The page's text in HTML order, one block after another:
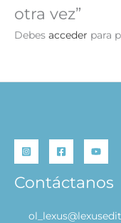
otra vez”
Debes acceder para
Contáctanos